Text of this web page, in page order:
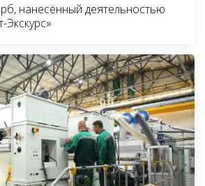
нанесённый деятельностью